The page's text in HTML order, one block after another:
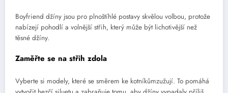
Boyfriend džíny jsou pro plnoštíhlé postavy skvělou volbou, protože
nabízejí pohodlí a volnější střih, který může být lichotivější než
těsné džíny.
Zaměřte se na střih zdola
Vyberte si modely, které se směrem ke kotníkůmzužují. To pomáhá